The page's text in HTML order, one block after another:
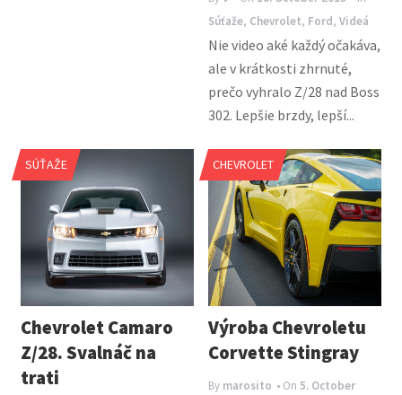
Súťaže, Chevrolet, Ford,Videá
Nie video aké každý očakáva,
ale v krátkosti zhrnuté,
prečo vyhralo Z/28 nad Boss
302. Lepšie brzdy, lepší...
SÚŤAŽE
Chevrolet Camaro
Z/28. Svalnáč na
trati
CHEVROLET
Výroba Chevroletu
Corvette Stingray
By marosito • On5. October